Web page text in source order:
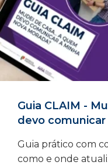
Guia CLAIM -
devo comunicar
Guia prático com
como e onde